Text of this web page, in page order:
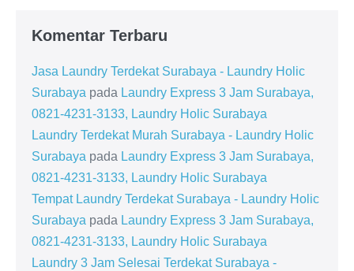
Komentar Terbaru
Jasa Laundry Terdekat Surabaya - Laundry Holic
Surabaya pada Laundry Express 3 Jam Surabaya,
0821-4231-3133, Laundry Holic Surabaya
Laundry Terdekat Murah Surabaya - Laundry Holic
Surabaya pada Laundry Express 3 Jam Surabaya,
0821-4231-3133, Laundry Holic Surabaya
Tempat Laundry Terdekat Surabaya - Laundry Holic
Surabaya pada Laundry Express 3 Jam Surabaya,
0821-4231-3133, Laundry Holic Surabaya
Laundry 3 Jam Selesai Terdekat Surabaya -